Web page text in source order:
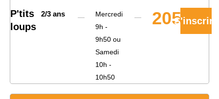
P'tits
loups
2/3 ans
Mercredi
9h -
9h50 ou
Samedi
10h -
10h50
205€S'inscrire